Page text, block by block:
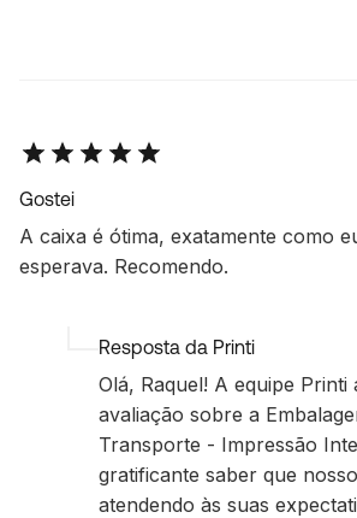
Gostei
A caixa é ótima, exatamente como
esperava. Recomendo.
Resposta da Printi
Olá, Raquel! A equipe Printi
avaliação sobre a
Transporte - Impressão
gratificante saber que
atendendo às suas